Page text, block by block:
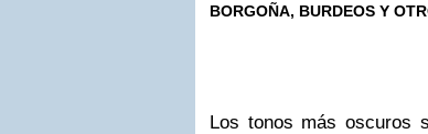
BORGOÑA, BURDEOS Y
Los tonos más oscuros